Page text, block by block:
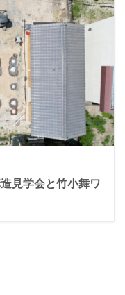
見学会と竹小舞ワ